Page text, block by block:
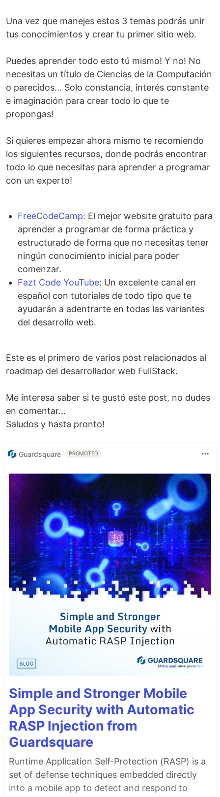
Una vez que manejes estos 3 temas podrás unir
tus conocimientos y crear tu primer sitio web.
Puedes aprender todo esto tú mismo! Y no! No
necesitas un título de Ciencias de la Computación
o parecidos... Solo constancia, interés constante
e imaginación para crear todo lo que te
propongas!
Si quieres empezar ahora mismo te recomiendo
los siguientes recursos, donde podrás encontrar
todo lo que necesitas para aprender a programar
con un experto!
FreeCodeCamp: El mejor website gratuito para
aprender a programar de forma práctica y
estructurado de forma que no necesitas tener
ningún conocimiento inicial para poder
comenzar.
Fazt Code YouTube: Un excelente canal en
español con tutoriales de todo tipo que te
ayudarán a adentrarte en todas las variantes
del desarrollo web.
Este es el primero de varios post relacionados al
roadmap del desarrollador web FullStack.
Me interesa saber si te gustó este post, no dudes
en comentar...
Saludos y hasta pronto!
Guardsquare PROMOTED
Simple and Stronger Mobile
App Security with Automatic
RASP Injection from
Guardsquare
Runtime Application Self-Protection (RASP) is a
set of defense techniques embedded directly
into a mobile app to detect and respond to